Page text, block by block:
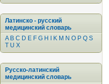
Латинско - русский
медицинский словарь
A B C D E F G H K M N O P Q S
T U X
Русско-латинский
медицинский словарь